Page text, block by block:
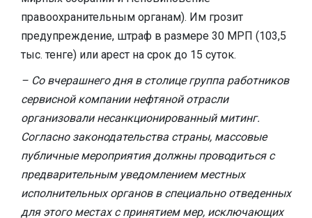
правоохранительным органам). Им грозит
предупреждение, штраф в размере 30 МРП (103,5
тыс. тенге) или арест на срок до 15 суток.
– Со вчерашнего дня в столице группа работников
сервисной компании нефтяной отрасли
организовали несанкционированный митинг.
Согласно законодательства страны, массовые
публичные мероприятия должны проводиться с
предварительным уведомлением местных
исполнительных органов в специально отведенных
для этого местах с принятием мер, исключающих